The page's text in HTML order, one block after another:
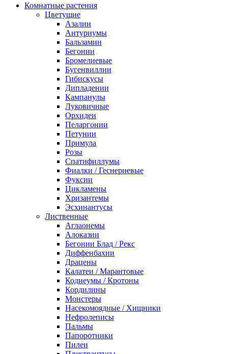
Комнатные растения
Цветущие
Азалии
Антуриумы
Бальзамин
Бегонии
Бромелиевые
Бугенвиллии
Гибискусы
Дипладении
Кампанулы
Луковичные
Орхидеи
Пеларгонии
Петунии
Примула
Розы
Спатифиллумы
Фиалки / Геснериевые
Фуксии
Цикламены
Хризантемы
Эсхинантусы
Лиственные
Аглаонемы
Алоказии
Бегонии Блад / Рекс
Диффенбахии
Драцены
Калатеи / Марантовые
Кодиеумы / Кротоны
Кордилины
Монстеры
Насекомоядные / Хищники
Нефролеписы
Пальмы
Папоротники
Пилеи